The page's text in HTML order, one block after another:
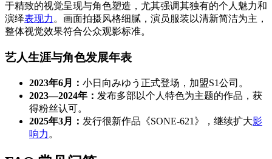
于精致的视觉呈现与角色塑造，尤其强调其独有的个人魅力和
演绎表现力 。画面拍摄风格细腻，演员服装以清新简洁为主，
整体视觉效果符合公众观影标准。
艺人生涯与角色发展年表
2023年6月： 小日向みゆう正式登场，加盟S1公司。
2023—2024年： 发布多部以个人特色为主题的作品，获
得粉丝认可。
2025年3月： 发行很新作品《SONE-621》，继续扩大影
响力 。